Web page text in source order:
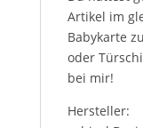
Artikel im
Babykarte
oder
bei mir!
Hersteller: